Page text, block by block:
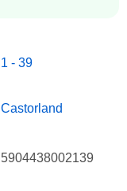
1 - 39
Castorland
5904438002139